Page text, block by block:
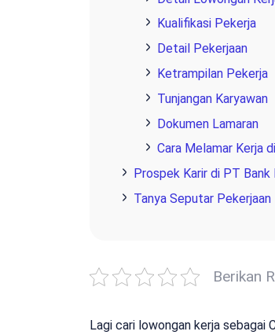
Kualifikasi Pekerja
Detail Pekerjaan
Ketrampilan Pekerja
Tunjangan Karyawan
Dokumen Lamaran
Cara Melamar Kerja
Prospek Karir di PT
Tanya Seputar Pekerjaan
Berikan
Lagi cari lowongan kerja sebagai